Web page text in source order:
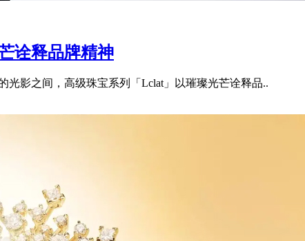
诠释品牌精神
影之间，高级珠宝系列「Lclat」以璀璨光芒诠释品..